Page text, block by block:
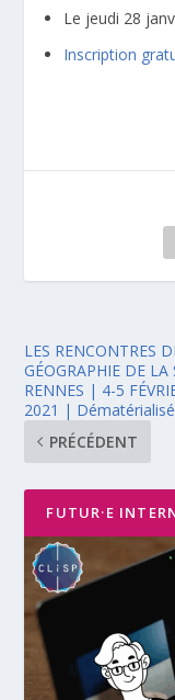
Le jeudi 28
Inscription
LES RENCONTRES
GÉOGRAPHIE DE LA
RENNES | 4-5
2021 | Dématérialisé
PRÉCÉDENT
FUTUR·E